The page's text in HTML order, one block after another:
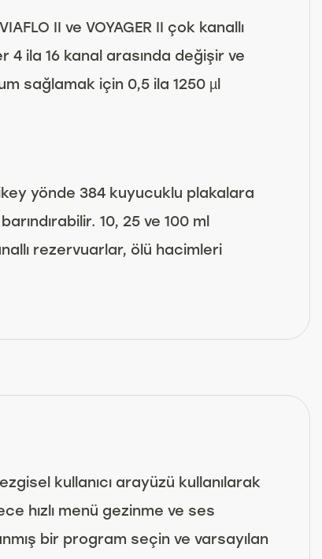
II ve VOYAGER II çok kanallı
4 ila 16 kanal arasında değişir ve
sağlamak için 0,5 ila 1250 µl
yönde 384 kuyucuklu plakalara
10, 25 ve 100 ml
rezervuarlar, ölü hacimleri
kullanıcı arayüzü kullanılarak
hızlı menü gezinme ve ses
bir program seçin ve varsayılan